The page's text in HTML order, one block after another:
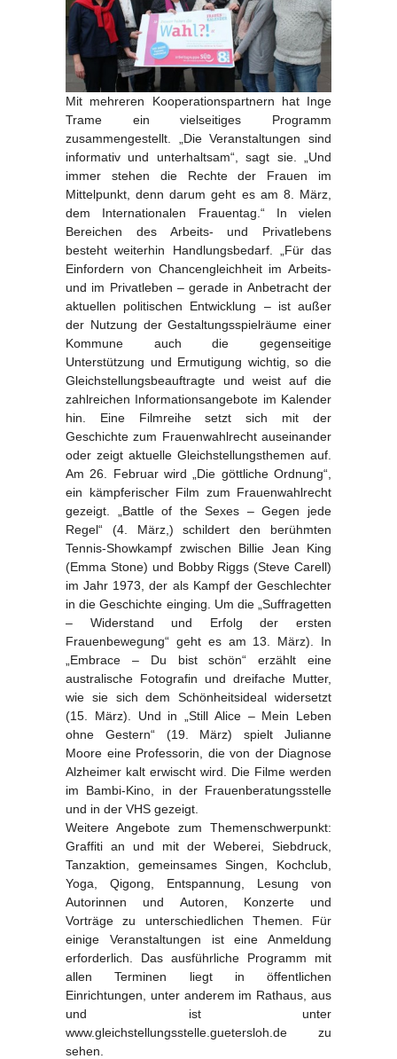
Mit mehreren Kooperationspartnern hat Inge
Trame ein vielseitiges Programm
zusammengestellt. „Die Veranstaltungen sind
informativ und unterhaltsam“, sagt sie. „Und
immer stehen die Rechte der Frauen im
Mittelpunkt, denn darum geht es am 8. März,
dem Internationalen Frauentag.“ In vielen
Bereichen des Arbeits- und Privatlebens
besteht weiterhin Handlungsbedarf. „Für das
Einfordern von Chancengleichheit im Arbeits-
und im Privatleben – gerade in Anbetracht der
aktuellen politischen Entwicklung – ist außer
der Nutzung der Gestaltungsspielräume einer
Kommune auch die gegenseitige
Unterstützung und Ermutigung wichtig, so die
Gleichstellungsbeauftragte und weist auf die
zahlreichen Informationsangebote im Kalender
hin. Eine Filmreihe setzt sich mit der
Geschichte zum Frauenwahlrecht auseinander
oder zeigt aktuelle Gleichstellungsthemen auf.
Am 26. Februar wird „Die göttliche Ordnung“,
ein kämpferischer Film zum Frauenwahlrecht
gezeigt. „Battle of the Sexes – Gegen jede
Regel“ (4. März,) schildert den berühmten
Tennis-Showkampf zwischen Billie Jean King
(Emma Stone) und Bobby Riggs (Steve Carell)
im Jahr 1973, der als Kampf der Geschlechter
in die Geschichte einging. Um die „Suffragetten
– Widerstand und Erfolg der ersten
Frauenbewegung“ geht es am 13. März). In
„Embrace – Du bist schön“ erzählt eine
australische Fotografin und dreifache Mutter,
wie sie sich dem Schönheitsideal widersetzt
(15. März). Und in „Still Alice – Mein Leben
ohne Gestern“ (19. März) spielt Julianne
Moore eine Professorin, die von der Diagnose
Alzheimer kalt erwischt wird. Die Filme werden
im Bambi-Kino, in der Frauenberatungsstelle
und in der VHS gezeigt.
Weitere Angebote zum Themenschwerpunkt:
Graffiti an und mit der Weberei, Siebdruck,
Tanzaktion, gemeinsames Singen, Kochclub,
Yoga, Qigong, Entspannung, Lesung von
Autorinnen und Autoren, Konzerte und
Vorträge zu unterschiedlichen Themen. Für
einige Veranstaltungen ist eine Anmeldung
erforderlich. Das ausführliche Programm mit
allen Terminen liegt in öffentlichen
Einrichtungen, unter anderem im Rathaus, aus
und ist unter
www.gleichstellungsstelle.guetersloh.de zu
sehen.